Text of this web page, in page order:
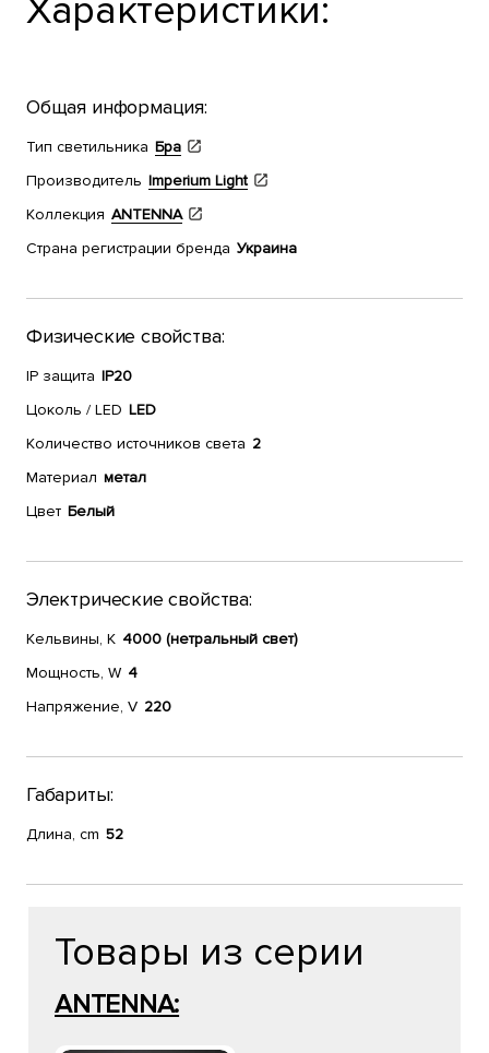
Характеристики:
Общая информация:
Тип светильника Бра
Производитель Imperium Light
Коллекция ANTENNA
Страна регистрации бренда Украина
Физические свойства:
IP защита IP20
Цоколь / LED LED
Количество источников света 2
Материал метал
Цвет Белый
Электрические свойства:
Кельвины, К 4000 (нетральный свет)
Мощность, W 4
Напряжение, V 220
Габариты:
Длина, cm 52
Товары из серии
ANTENNA: